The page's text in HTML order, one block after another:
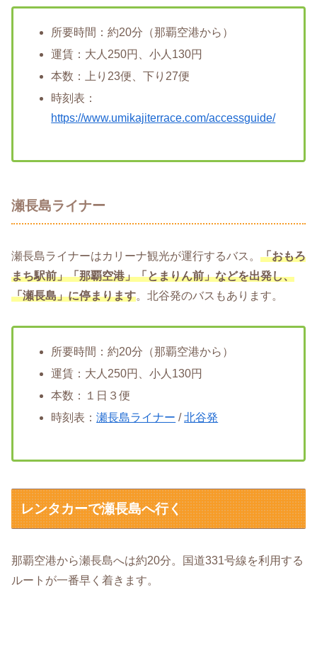
所要時間：約20分（那覇空港から）
運賃：大人250円、小人130円
本数：上り23便、下り27便
時刻表：
https://www.umikajiterrace.com/accessguide/
瀬長島ライナー
瀬長島ライナーはカリーナ観光が運行するバス。 「おもろ
まち駅前」「那覇空港」「とまりん前」などを出発し、
「瀬長島」に停まります。北谷発のバスもあります。
所要時間：約20分（那覇空港から）
運賃：大人250円、小人130円
本数：１日３便
時刻表：瀬長島ライナー /北谷発
レンタカーで瀬長島へ行く
那覇空港から瀬長島へは約20分。国道331号線を利用する
ルートが一番早く着きます。